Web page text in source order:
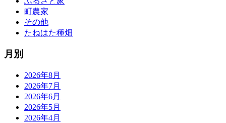
町農家
その他
たねはた種畑
月別
2026年8月
2026年7月
2026年6月
2026年5月
2026年4月